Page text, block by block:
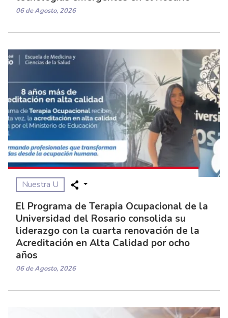
06 de Agosto, 2026
Nuestra U
El Programa de Terapia Ocupacional de la
Universidad del Rosario consolida su
liderazgo con la cuarta renovación de la
Acreditación en Alta Calidad por ocho
años
06 de Agosto, 2026